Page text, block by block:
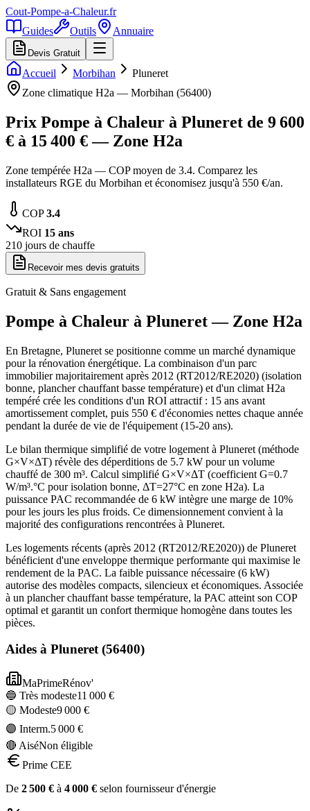
Cout-Pompe-a-Chaleur.fr
Guides
Outils Annuaire
Devis Gratuit
Accueil Morbihan
Pluneret
Zone climatique H2a — Morbihan (56400)
Prix Pompe à Chaleur à Pluneret de 9 600
€ à 15 400 € — Zone H2a
Zone tempérée H2a — COP moyen de 3.4. Comparez les
installateurs RGE du Morbihan et économisez jusqu'à 550 €/an.
COP3.4
ROI 15 ans
210 jours de chauffe
Recevoir mes devis gratuits
Gratuit & Sans engagement
Pompe à Chaleur à Pluneret— Zone H2a
En Bretagne, Pluneret se positionne comme un marché dynamique
pour la rénovation énergétique. La combinaison d'un parc
immobilier majoritairement après 2012 (RT2012/RE2020) (isolation
bonne, plancher chauffant basse température) et d'un climat H2a
tempéré crée les conditions d'un ROI attractif : 15 ans avant
amortissement complet, puis 550 € d'économies nettes chaque année
pendant la durée de vie de l'équipement (15-20 ans).
Le bilan thermique simplifié de votre logement à Pluneret (méthode
G×V×ΔT) révèle des déperditions de 5.7 kW pour un volume
chauffé de 300 m³. Calcul simplifié G×V×ΔT (coefficient G=0.7
W/m³.°C pour isolation bonne, ΔT=27°C en zone H2a). La
puissance PAC recommandée de 6 kW intègre une marge de 10%
pour les jours les plus froids. Ce dimensionnement convient à la
majorité des configurations rencontrées à Pluneret.
Les logements récents (après 2012 (RT2012/RE2020)) de Pluneret
bénéficient d'une enveloppe thermique performante qui maximise le
rendement de la PAC. La faible puissance nécessaire (6 kW)
autorise des modèles compacts, silencieux et économiques. Associée
à un plancher chauffant basse température, la PAC atteint son COP
optimal et garantit un confort thermique homogène dans toutes les
pièces.
Aides à Pluneret(56400)
MaPrimeRénov'
🔵 Très modeste11 000 €
🟡 Modeste9 000 €
🟣 Interm.5 000 €
🔴 AiséNon éligible
Prime CEE
De 2 500 € à 4 000 € selon fournisseur d'énergie